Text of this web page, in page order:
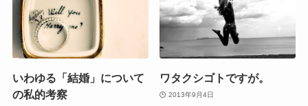
いわゆる「結婚」について
の私的考察
ワタクシゴトですが。
2013年9月4日